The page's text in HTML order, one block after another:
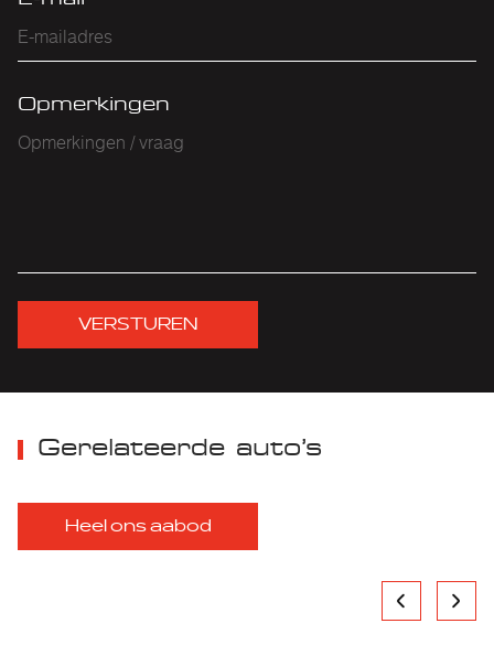
Opmerkingen
VERSTUREN
Gerelateerde auto’s
Heel ons aabod